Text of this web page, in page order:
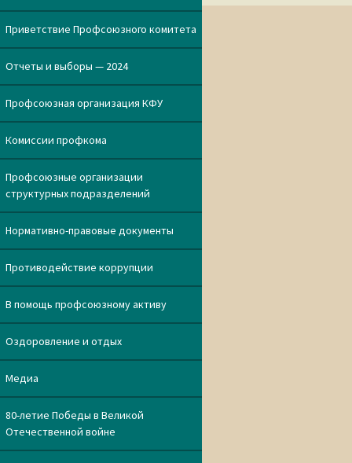
Приветствие Профсоюзного комитета
Отчеты и выборы — 2024
Профсоюзная организация КФУ
Комиссии профкома
Профсоюзные организации
структурных подразделений
Нормативно-правовые документы
Противодействие коррупции
В помощь профсоюзному активу
Оздоровление и отдых
Медиа
80-летие Победы в Великой
Отечественной войне